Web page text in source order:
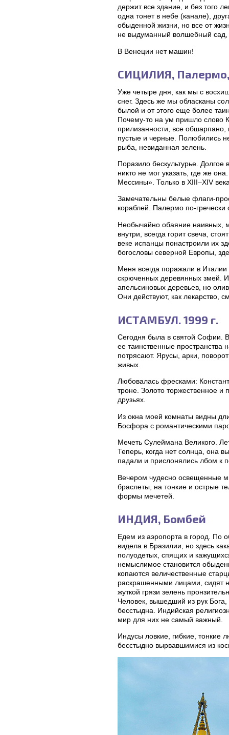
держит все здание, и без того
одна тонет в небе (канале),
обыденной жизни, но все от
не выдуманный волшебный сад,
В Венеции нет машин!
СИЦИЛИЯ, Палермо,
Уже четыре дня, как мы с
снег. Здесь же мы обласканы
былой и от этого еще более
Почему-то на ум пришло слово
прилизанности, все
пустые и черные. Полюбились
рыба, невиданная зелень.
Поразило бескультурье.
никто не мог указать, где же
Мессины». Только в ХIII–ХIV
Замечательны белые флаги-
кораблей. Палермо по-гречески
Необычайно обаяние наивных,
внутри, всегда горит свеча,
веке испанцы понастроили их
богословы северной Европы,
Меня всегда поражали в
скрюченных деревянных змей.
апельсиновых деревьев, но
Они действуют, как лекарство,
ИСТАМБУЛ. 1999 г.
Сегодня была в святой Софии.
ее таинственные пространства
потрясают. Ярусы, арки,
живых.
Любовалась фресками:
троне. Золото торжественное и
друзьях.
Из окна моей комнаты видны
Босфора с романтическими
Мечеть Сулеймана Великого.
Теперь, когда нет солнца, она
падали и прислонялись лбом к
Вечером чудесно освещенные
браслеты, на тонкие и острые
формы мечетей.
ИНДИЯ, Бомбей
Едем из аэропорта в город. По
видела в Бразилии, но здесь
полуодетых, спящих и
немыслимое становится
копаются величественные
раскрашенными лицами, сидят
жуткой грязи зелень
Человек, вышедший из рук
бесстыдна. Индийская
мир для них не самый важный.
Индусы ловкие, гибкие,
бесстыдно вырвавшимися из